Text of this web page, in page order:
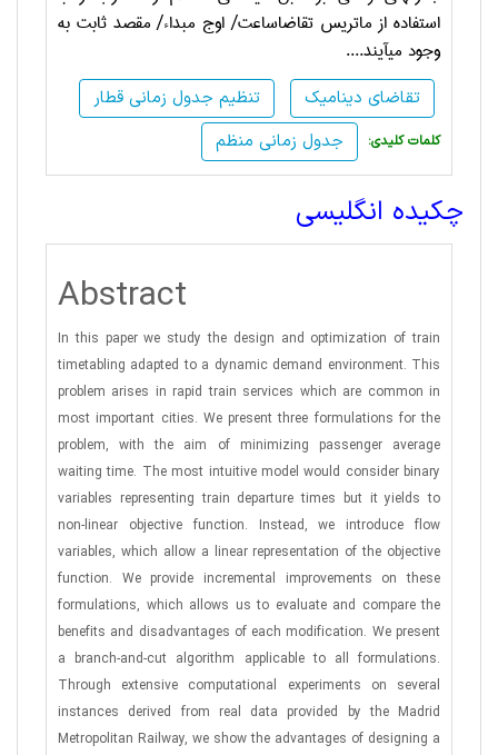
استفاده از ماتریس تقاضاساعت/ اوج مبداء/ مقصد ثابت به
وجود می‏آیند....
تنظیم جدول زمانی قطار
تقاضای دینامیک
جدول زمانی منظم
:کلمات کلیدی
چکیده انگلیسی
Abstract
In this paper we study the design and optimization of train
timetabling adapted to a dynamic demand environment. This
problem arises in rapid train services which are common in
most important cities. We present three formulations for the
problem, with the aim of minimizing passenger average
waiting time. The most intuitive model would consider binary
variables representing train departure times but it yields to
non-linear objective function. Instead, we introduce flow
variables, which allow a linear representation of the objective
function. We provide incremental improvements on these
formulations, which allows us to evaluate and compare the
benefits and disadvantages of each modification. We present
a branch-and-cut algorithm applicable to all formulations.
Through extensive computational experiments on several
instances derived from real data provided by the Madrid
Metropolitan Railway, we show the advantages of designing a